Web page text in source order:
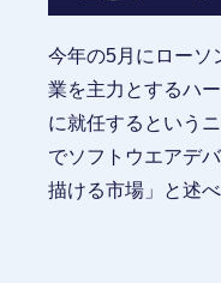
今年の5月にローソ
業を主力とするハ
に就任するという
でソフトウエアデ
描ける市場」と述べ